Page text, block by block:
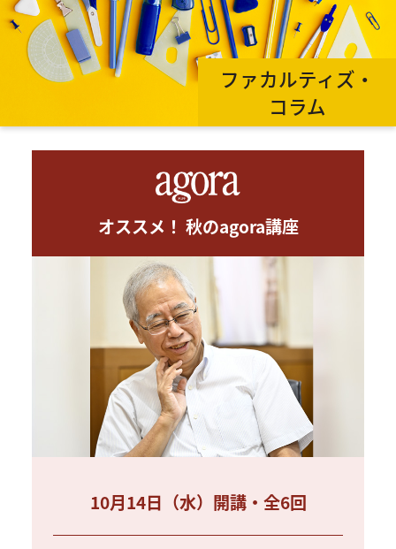
ファカルティズ・
コラム
オススメ！ 秋のagora講座
10月14日（水）開講・全6回